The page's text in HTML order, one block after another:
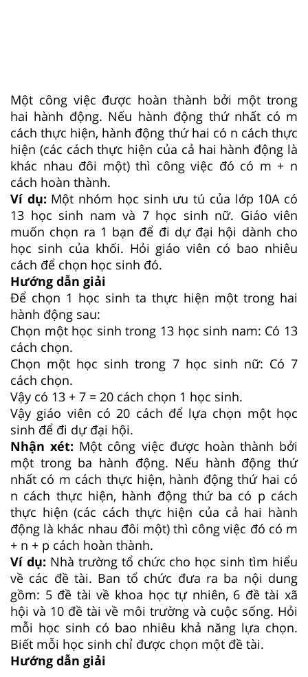
Một công việc được hoàn thành bởi một trong
hai hành động. Nếu hành động thứ nhất có m
cách thực hiện, hành động thứ hai có n cách thực
hiện (các cách thực hiện của cả hai hành động là
khác nhau đôi một) thì công việc đó có m + n
cách hoàn thành.
Ví dụ: Một nhóm học sinh ưu tú của lớp 10A có
13 học sinh nam và 7 học sinh nữ. Giáo viên
muốn chọn ra 1 bạn để đi dự đại hội dành cho
học sinh của khối. Hỏi giáo viên có bao nhiêu
cách để chọn học sinh đó.
Hướng dẫn giải
Để chọn 1 học sinh ta thực hiện một trong hai
hành động sau:
Chọn một học sinh trong 13 học sinh nam: Có 13
cách chọn.
Chọn một học sinh trong 7 học sinh nữ: Có 7
cách chọn.
Vậy có 13 + 7 = 20 cách chọn 1 học sinh.
Vậy giáo viên có 20 cách để lựa chọn một học
sinh để đi dự đại hội.
Nhận xét: Một công việc được hoàn thành bởi
một trong ba hành động. Nếu hành động thứ
nhất có m cách thực hiện, hành động thứ hai có
n cách thực hiện, hành động thứ ba có p cách
thực hiện (các cách thực hiện của cả hai hành
động là khác nhau đôi một) thì công việc đó có m
+ n + p cách hoàn thành.
Ví dụ: Nhà trường tổ chức cho học sinh tìm hiểu
về các đề tài. Ban tổ chức đưa ra ba nội dung
gồm: 5 đề tài về khoa học tự nhiên, 6 đề tài xã
hội và 10 đề tài về môi trường và cuộc sống. Hỏi
mỗi học sinh có bao nhiêu khả năng lựa chọn.
Biết mỗi học sinh chỉ được chọn một đề tài.
Hướng dẫn giải